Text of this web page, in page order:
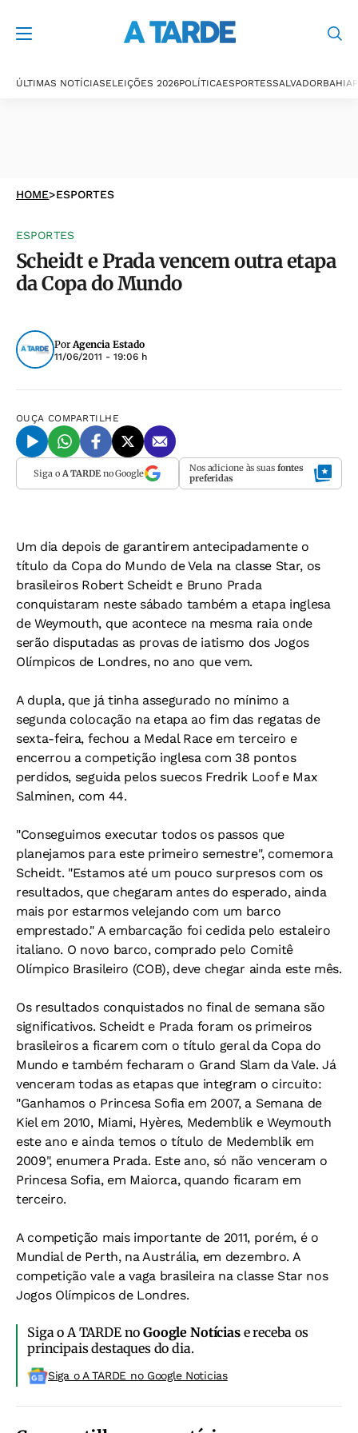
ÚLTIMAS NOTÍCIASELEIÇÕES 2026POLÍTICAESPORTESSALVADORBAHIA
HOME>ESPORTES
ESPORTES
Scheidt e Prada vencem outra etapa
da Copa do Mundo
PorAgencia Estado
11/06/2011 - 19:06 h
OUÇA COMPARTILHE
Siga o A TARDEno Google Nos adicione às suas fontes
preferidas
Um dia depois de garantirem antecipadamente o
título da Copa do Mundo de Vela na classe Star, os
brasileiros Robert Scheidt e Bruno Prada
conquistaram neste sábado também a etapa inglesa
de Weymouth, que acontece na mesma raia onde
serão disputadas as provas de iatismo dos Jogos
Olímpicos de Londres, no ano que vem.
A dupla, que já tinha assegurado no mínimo a
segunda colocação na etapa ao fim das regatas de
sexta-feira, fechou a Medal Race em terceiro e
encerrou a competição inglesa com 38 pontos
perdidos, seguida pelos suecos Fredrik Loof e Max
Salminen, com 44.
"Conseguimos executar todos os passos que
planejamos para este primeiro semestre", comemora
Scheidt. "Estamos até um pouco surpresos com os
resultados, que chegaram antes do esperado, ainda
mais por estarmos velejando com um barco
emprestado." A embarcação foi cedida pelo estaleiro
italiano. O novo barco, comprado pelo Comitê
Olímpico Brasileiro (COB), deve chegar ainda este mês.
Os resultados conquistados no final de semana são
significativos. Scheidt e Prada foram os primeiros
brasileiros a ficarem com o título geral da Copa do
Mundo e também fecharam o Grand Slam da Vale. Já
venceram todas as etapas que integram o circuito:
"Ganhamos o Princesa Sofia em 2007, a Semana de
Kiel em 2010, Miami, Hyères, Medemblik e Weymouth
este ano e ainda temos o título de Medemblik em
2009", enumera Prada. Este ano, só não venceram o
Princesa Sofia, em Maiorca, quando ficaram em
terceiro.
A competição mais importante de 2011, porém, é o
Mundial de Perth, na Austrália, em dezembro. A
competição vale a vaga brasileira na classe Star nos
Jogos Olímpicos de Londres.
Siga o A TARDE noGoogle Notíciase receba os
principais destaques do dia.
Siga o A TARDE no Google Noticias